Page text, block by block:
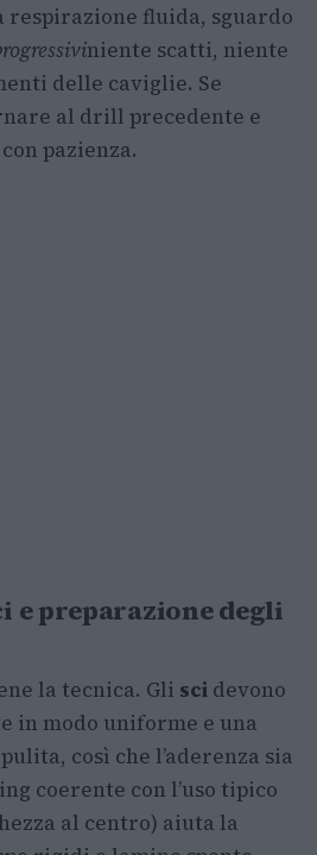
fluida, sguardo
niente scatti, niente
delle caviglie. Se
al drill precedente e
pazienza.
e preparazione degli
la tecnica. Gli sci devono
in modo uniforme e una
così che l’aderenza sia
coerente con l’uso tipico
al centro) aiuta la